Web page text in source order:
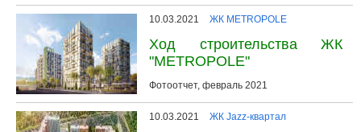
10.03.2021 ЖК METROPOLE
Ход строительства ЖК
"METROPOLE"
Фотоотчет, февраль 2021
10.03.2021 ЖК Jazz-квартал